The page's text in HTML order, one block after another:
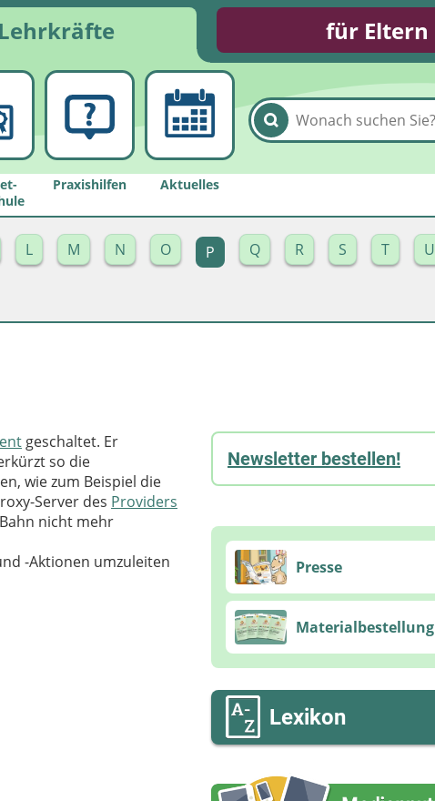
für Eltern
Praxishilfen Aktuelles
L M N O P Q R S T U
geschaltet. Er
so die
wie zum Beispiel die
Server des Providers
nicht mehr
-Aktionen umzuleiten
Newsletter bestellen!
Presse
Materialbestellung
Lexikon